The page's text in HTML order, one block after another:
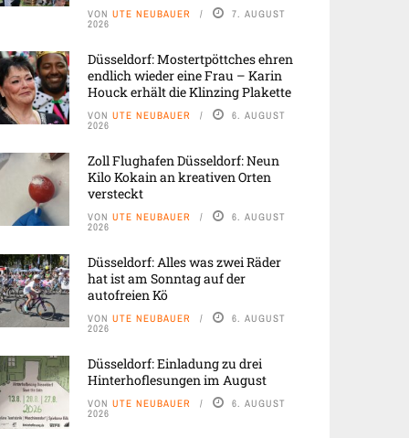
VON UTE NEUBAUER 7. AUGUST
2026
Düsseldorf: Mostertpöttches ehren
endlich wieder eine Frau – Karin
Houck erhält die Klinzing Plakette
VON UTE NEUBAUER 6. AUGUST
2026
Zoll Flughafen Düsseldorf: Neun
Kilo Kokain an kreativen Orten
versteckt
VON UTE NEUBAUER 6. AUGUST
2026
Düsseldorf: Alles was zwei Räder
hat ist am Sonntag auf der
autofreien Kö
VON UTE NEUBAUER 6. AUGUST
2026
Düsseldorf: Einladung zu drei
Hinterhoflesungen im August
VON UTE NEUBAUER 6. AUGUST
2026